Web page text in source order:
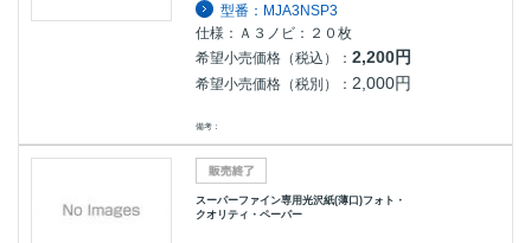
型番：MJA3NSP3
仕様：Ａ３ノビ：２０枚
希望小売価格（税込）： 2,200円
希望小売価格（税別）： 2,000円
備考：
スーパーファイン専用光沢紙(薄口)フォト・
クオリティ・ペーパー